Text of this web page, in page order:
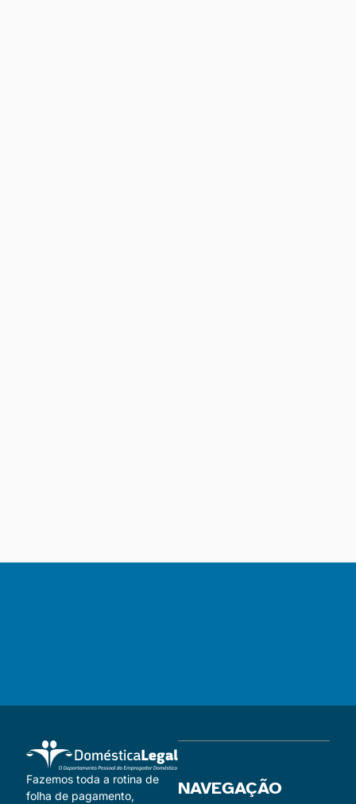
Fazemos toda a rotina de
folha de pagamento,
NAVEGAÇÃO